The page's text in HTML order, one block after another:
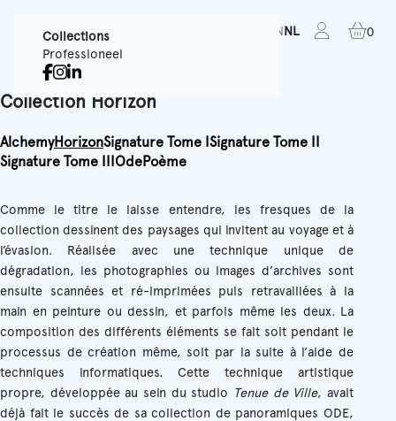
Collections
Professioneel
EN NL 0
Collection Horizon
AlchemyHorizonSignature Tome I Signature Tome II
Signature Tome III OdePoème
Comme le titre le laisse entendre, les fresques de la
collection dessinent des paysages qui invitent au voyage et à
l’évasion. Réalisée avec une technique unique de
dégradation, les photographies ou images d’archives sont
ensuite scannées et ré-imprimées puis retravaillées à la
main en peinture ou dessin, et parfois même les deux. La
composition des différents éléments se fait soit pendant le
processus de création même, soit par la suite à l’aide de
techniques informatiques. Cette technique artistique
propre, développée au sein du studio Tenue de Ville, avait
déjà fait le succès de sa collection de panoramiques ODE,